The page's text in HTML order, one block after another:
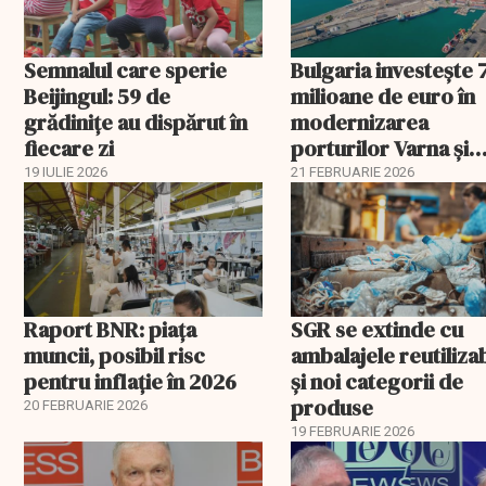
Semnalul care sperie
Beijingul: 59 de
grădinițe au dispărut în
fiecare zi
19 IULIE 2026
Bulgaria investește
milioane de euro în
modernizarea
porturilor Varna și
Burgas
21 FEBRUARIE 2026
Raport BNR: piața
muncii, posibil risc
pentru inflație în 2026
20 FEBRUARIE 2026
SGR se extinde cu
ambalajele
și noi categorii de
produse
19 FEBRUARIE 2026
EXCLUSIV EXCLUSIV